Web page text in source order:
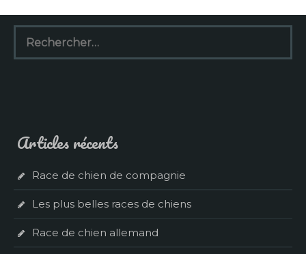
Rechercher :
Articles récents
Race de chien de compagnie
Les plus belles races de chiens
Race de chien allemand